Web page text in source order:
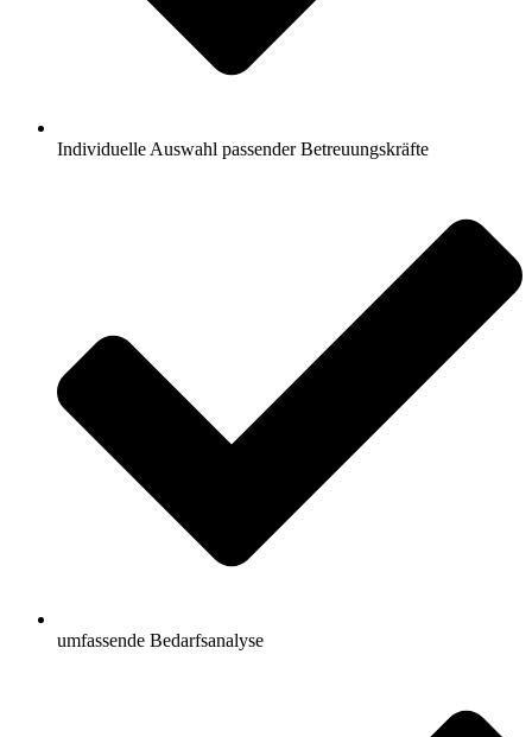
Individuelle Auswahl passender Betreuungskräfte
umfassende Bedarfsanalyse